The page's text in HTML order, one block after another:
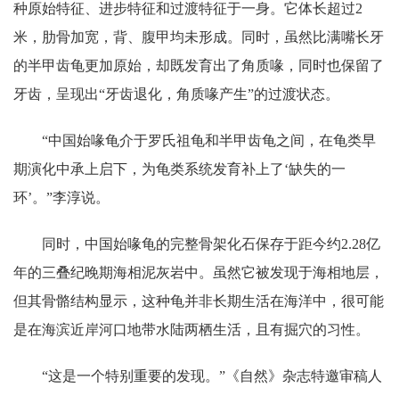
种原始特征、进步特征和过渡特征于一身。它体长超过2
米，肋骨加宽，背、腹甲均未形成。同时，虽然比满嘴长牙
的半甲齿龟更加原始，却既发育出了角质喙，同时也保留了
牙齿，呈现出“牙齿退化，角质喙产生”的过渡状态。
“中国始喙龟介于罗氏祖龟和半甲齿龟之间，在龟类早
期演化中承上启下，为龟类系统发育补上了‘缺失的一
环’。”李淳说。
同时，中国始喙龟的完整骨架化石保存于距今约2.28亿
年的三叠纪晚期海相泥灰岩中。虽然它被发现于海相地层，
但其骨骼结构显示，这种龟并非长期生活在海洋中，很可能
是在海滨近岸河口地带水陆两栖生活，且有掘穴的习性。
“这是一个特别重要的发现。”《自然》杂志特邀审稿人